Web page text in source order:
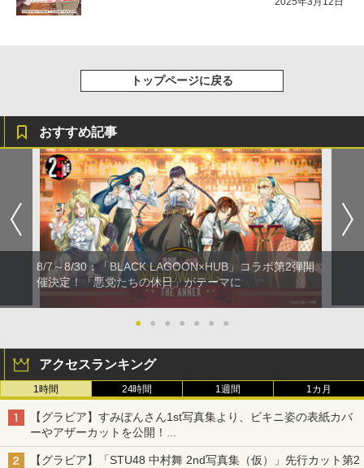
トップページに戻る
おすすめ記事
8/7～8/30：「BLACK LAGOON×HUB」コラボ第2弾開
催決定！「悪党たちの休日」がテーマに
● ● ● ● ● ● ●
アクセスランキング
1時間 24時間 1週間 1カ月
【グラビア】すみぽんさん1st写真集より、ビキニ姿の表紙カバ
ーやアザーカットを公開！
タイトルは「offcourt（オフコート）」に決定
【グラビア】「STU48 中村舞 2nd写真集（仮）」先行カット第2